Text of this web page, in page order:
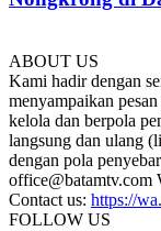
ABOUT US
Kami hadir dengan
menyampaikan
kelola dan berpola
langsung dan ulang
dengan pola
office@batamtv.com
Contact us: https://
FOLLOW US